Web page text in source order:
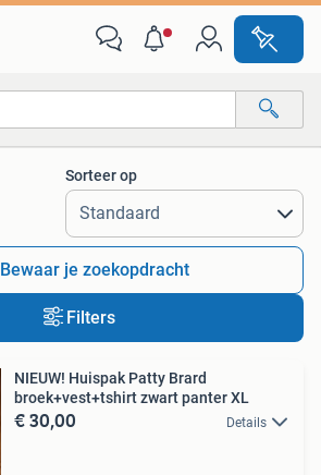
Alle afstanden…
Sorteer op
Bewaar je zoekopdracht
Filters
NIEUW! Huispak Patty Brard
broek+vest+tshirt zwart panter XL
€ 30,00 Details